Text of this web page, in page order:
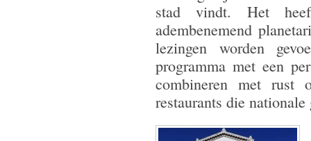
stad vindt. Het
adembenemend
lezingen worden
programma met een
combineren met
restaurants die nationale